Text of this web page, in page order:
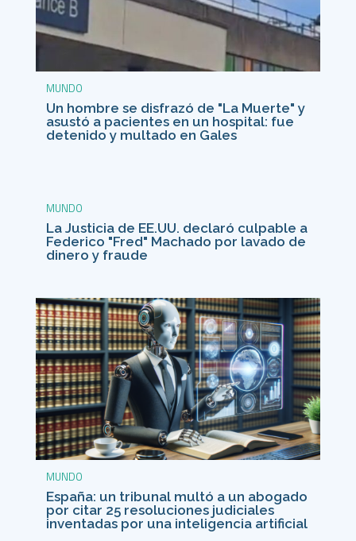
MUNDO
Un hombre se disfrazó de "La Muerte" y
asustó a pacientes en un hospital: fue
detenido y multado en Gales
MUNDO
La Justicia de EE.UU. declaró culpable a
Federico "Fred" Machado por lavado de
dinero y fraude
MUNDO
España: un tribunal multó a un abogado
por citar 25 resoluciones judiciales
inventadas por una inteligencia artificial